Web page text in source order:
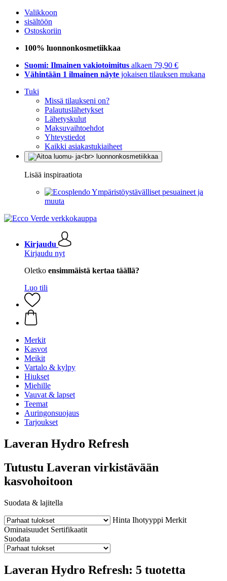
Valikkoon
sisältöön
Ostoskoriin
100% luonnonkosmetiikkaa
Suomi: Ilmainen vakiotoimitus alkaen 79,90 €
Vähintään 1 ilmainen näyte jokaisen tilauksen mukana
Tuki
Missä tilaukseni on?
Palautuslähetykset
Lähetyskulut
Maksuvaihtoehdot
Yhteystiedot
Kaikki asiakastukiaiheet
Lisää inspiraatiota
Ympäristöystävälliset pesuaineet ja
muuta
Kirjaudu
Kirjaudu nyt
Oletko ensimmäistä kertaa täällä?
Luo tili
Merkit
Kasvot
Meikit
Vartalo & kylpy
Hiukset
Miehille
Vauvat & lapset
Teemat
Auringonsuojaus
Tarjoukset
Laveran Hydro Refresh
Tutustu Laveran virkistävään
kasvohoitoon
Suodata & lajitella
Hinta Ihotyyppi Merkit
Ominaisuudet Sertifikaatit
Suodata
Laveran Hydro Refresh: 5 tuotetta